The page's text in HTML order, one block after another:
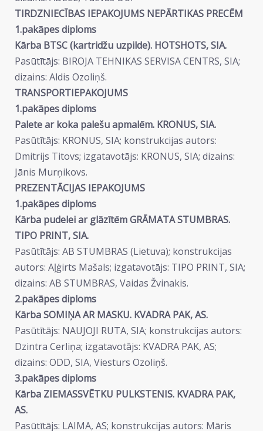
TIRDZNIECĪBAS IEPAKOJUMS NEPĀRTIKAS PRECĒM
1.pakāpes diploms
Kārba BTSC (kartridžu uzpilde). HOTSHOTS, SIA.
Pasūtītājs: BIROJA TEHNIKAS SERVISA CENTRS, SIA;
dizains: Aldis Ozoliņš.
TRANSPORTIEPAKOJUMS
1.pakāpes diploms
Palete ar koka palešu apmalēm. KRONUS, SIA.
Pasūtītājs: KRONUS, SIA; konstrukcijas autors:
Dmitrijs Titovs; izgatavotājs: KRONUS, SIA; dizains:
Jānis Murņikovs.
PREZENTĀCIJAS IEPAKOJUMS
1.pakāpes diploms
Kārba pudelei ar glāzītēm GRĀMATA STUMBRAS.
TIPO PRINT, SIA.
Pasūtītājs: AB STUMBRAS (Lietuva); konstrukcijas
autors: Aļģirts Mašals; izgatavotājs: TIPO PRINT, SIA;
dizains: AB STUMBRAS, Vaidas Žvinakis.
2.pakāpes diploms
Kārba SOMIŅA AR MASKU. KVADRA PAK, AS.
Pasūtītājs: NAUJOJI RUTA, SIA; konstrukcijas autors:
Dzintra Cerliņa; izgatavotājs: KVADRA PAK, AS;
dizains: ODD, SIA, Viesturs Ozoliņš.
3.pakāpes diploms
Kārba ZIEMASSVĒTKU PULKSTENIS. KVADRA PAK,
AS.
Pasūtītājs: LAIMA, AS; konstrukcijas autors: Māris